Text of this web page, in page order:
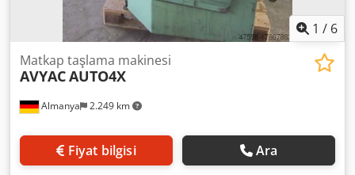
1 / 6
Almanya 2.249 km
Matkap taşlama makinesi
AVYACAUTO4X
Fiyat bilgisi Ara